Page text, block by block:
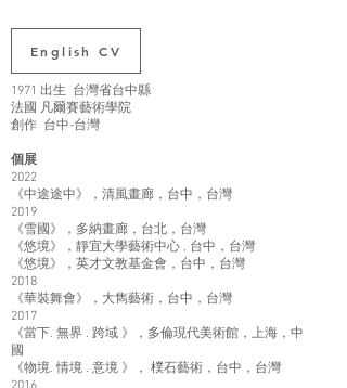
English CV
1971 出生 台灣省台中縣
法國 凡爾賽藝術學院
創作 台中-台灣
個展
2022
《中途途中》，清風畫廊，台中，台灣
2019
《雪國》，多納畫廊，台北，台灣
《悠境》，靜宜大學藝術中心 , 台中，台灣
《悠境》，英才文教基金會，台中，台灣
2018
《華裝舞會》，大雋藝術，台中，台灣
2017
《當下. 無界 . 跨域 》，多倫現代美術館，上海，中
國
《物境. 情境 . 意境 》， 樸石藝術，台中，台灣